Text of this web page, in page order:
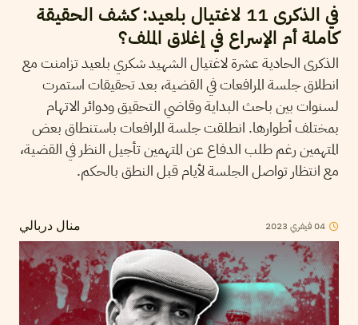
في الذكرى 11 لاغتيال بلعيد: كشف الحقيقة
كاملة أم الإسراع في إغلاق الملف؟
الذكرى الحادية عشرة لاغتيال الشهيد شكري بلعيد تزامنت مع
انطلاق جلسة المرافعات في القضية، بعد تحقيقات استمرت
لسنوات بين باحث البداية وقاضي التحقيق ودوائر الاتهام
بمختلف أطوارها. انطلقت جلسة المرافعات باستنطاق بعض
المتهمين رغم طلب الدفاع عن المتهمين تأجيل النظر في القضية،
مع انتظار تواصل الجلسة لأيام قبل النطق بالحكم.
منال دربالي 04فيفري 2023